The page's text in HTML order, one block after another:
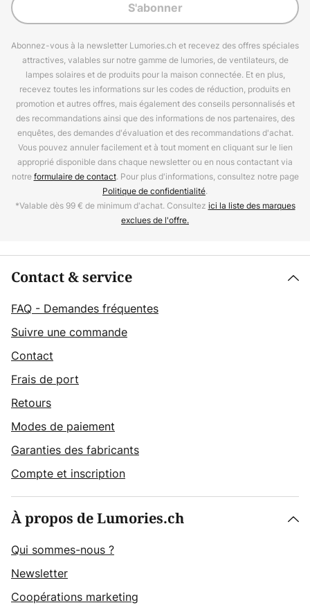
S'abonner
Abonnez-vous à la newsletter Lumories.ch et recevez des offres spéciales
attractives, valables sur notre gamme de lumories, de ventilateurs, de
lampes solaires et de produits pour la maison connectée. Et en plus,
recevez toutes les informations sur les codes de réduction, produits en
promotion et autres offres, mais également des conseils personnalisés et
des recommandations ainsi que des informations de nos partenaires, des
enquêtes, des demandes d'évaluation et des recommandations d'achat.
Vous pouvez annuler facilement et à tout moment en cliquant sur le lien
approprié disponible dans chaque newsletter ou en nous contactant via
notreformulaire de contact. Pour plus d'informations, consultez notre page
Politique de confidentialité.
*Valable dès 99 € de minimum d'achat. Consultez ici la liste des marques
exclues de l'offre.
Contact & service
FAQ - Demandes fréquentes
Suivre une commande
Contact
Frais de port
Retours
Modes de paiement
Garanties des fabricants
Compte et inscription
À propos de Lumories.ch
Qui sommes-nous ?
Newsletter
Coopérations marketing